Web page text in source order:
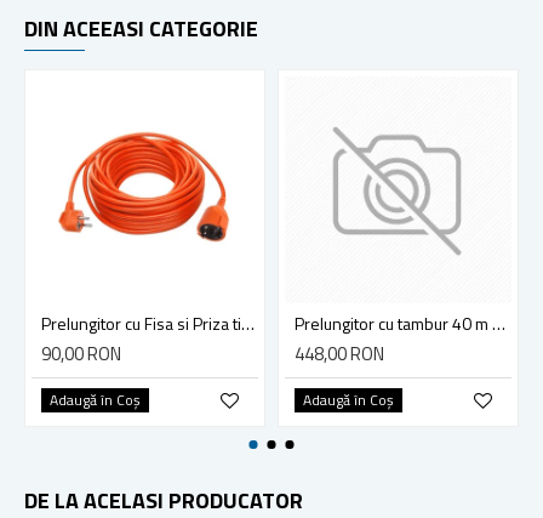
DIN ACEEASI CATEGORIE
Prelungitor cu Fisa si Priza tip Schuko, 20 Metri, 3x1mm, Portocaliu, SPN2135
90,00 RON
Adaugă în Coş
Prelungitor cu tambur 40 m Yato YT-81054
448,00 RON
Adaugă în Coş
DE LA ACELASI PRODUCATOR